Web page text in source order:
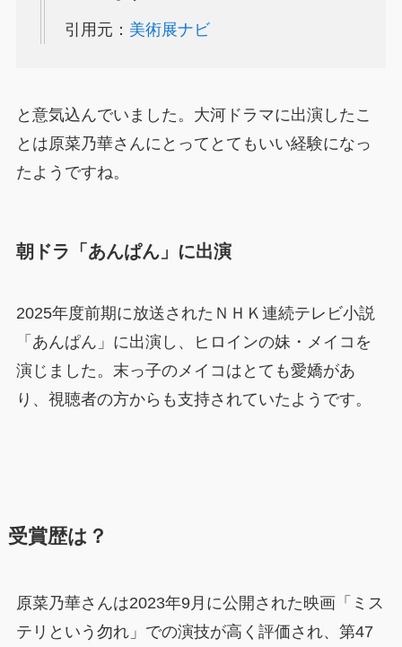
引用元： 美術展ナビ
と意気込んでいました。大河ドラマに出演したこ
とは原菜乃華さんにとってとてもいい経験になっ
たようですね。
朝ドラ「あんぱん」に出演
2025年度前期に放送されたＮＨＫ連続テレビ小説
「あんぱん」に出演し、ヒロインの妹・メイコを
演じました。末っ子のメイコはとても愛嬌があ
り、視聴者の方からも支持されていたようです。
受賞歴は？
原菜乃華さんは2023年9月に公開された映画「ミス
テリという勿れ」での演技が高く評価され、第47